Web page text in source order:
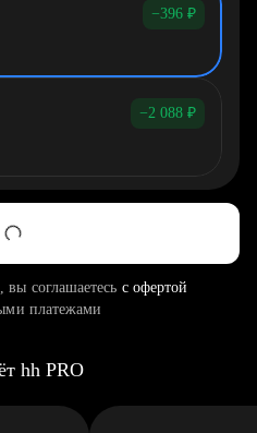
−396 ₽
−2 088 ₽
соглашаетесь с офертой
платежами
hh PRO